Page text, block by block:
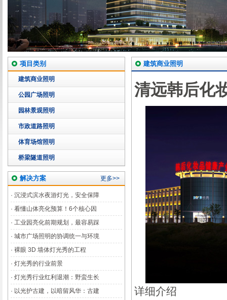
项目类别
建筑商业照明
公园广场照明
园林景观照明
市政道路照明
体育场馆照明
桥梁隧道照明
解决方案 更多>>
· 沉浸式滨水夜游灯光，安全保障
· 看懂山体亮化预算！6个核心因
· 工业园亮化前期规划，最容易踩
· 城市广场照明的协调统一与环境
· 裸眼 3D 墙体灯光秀的工程
· 灯光秀的行业前景
· 灯光秀行业红利退潮：野蛮生长
· 以光护古建，以暗留风华：古建
建筑商业照明
清远韩后化
详细介绍